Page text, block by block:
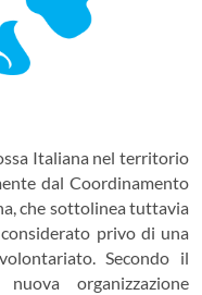
Italiana nel territorio
dal Coordinamento
che sottolinea tuttavia
privo di una
Secondo il
organizzazione